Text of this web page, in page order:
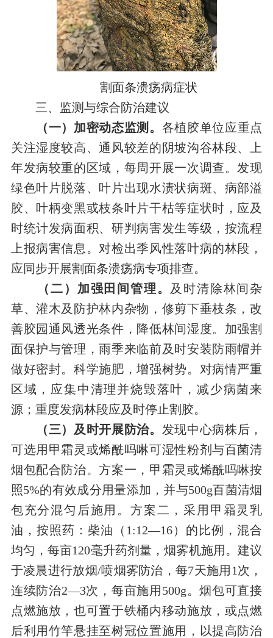
割面条溃疡病症状
三、监测与综合防治建议
（一）加密动态监测 。 各植胶单位应重点
关注湿度较高、通风较差的阴坡沟谷林段、上
年发病较重的区域，每周开展一次调查。发现
绿色叶片脱落、叶片出现水渍状病斑、病部溢
胶、叶柄变黑或枝条叶片干枯等症状时，应及
时统计发病面积、研判病害发生等级，按流程
上报病害信息。对检出季风性落叶病的林段，
应同步开展割面条溃疡病专项排查。
（二） 加强 田间管理 。 及时清除林间杂
草、灌木及防护林内杂物，修剪下垂枝条，改
善胶园通风透光条件，降低林间湿度。加强割
面保护与管理，雨季来临前及时安装防雨帽并
做好密封。科学施肥，增强树势。对病情严重
区域，应集中清理并烧毁落叶，减少病菌来
源；重度发病林段应及时停止割胶。
（三） 及时开展防治。 发现中心病株后，
可选用甲霜灵或烯酰吗啉可湿性粉剂与百菌清
烟包配合防治。方案一，甲霜灵或烯酰吗啉按
照5%的有效成分用量添加，并与500g百菌清烟
包充分混匀后施用。方案二，采用甲霜灵乳
油，按照药：柴油（1:12—16）的比例，混合
均匀，每亩120毫升药剂量，烟雾机施用。建议
于凌晨进行放烟/喷烟雾防治，每7天施用1次，
连续防治2—3次，每亩施用 500g。烟包可直接
点燃施放，也可置于铁桶内移动施放，或点燃
后利用竹竿悬挂至树冠位置施用，以提高防治